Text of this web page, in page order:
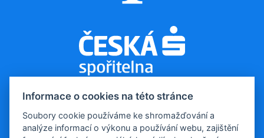
© 2026, Evropa v datech
Informace o cookies na této stránce
Soubory cookie používáme ke shromažďování a
analýze informací o výkonu a používání webu, zajištění